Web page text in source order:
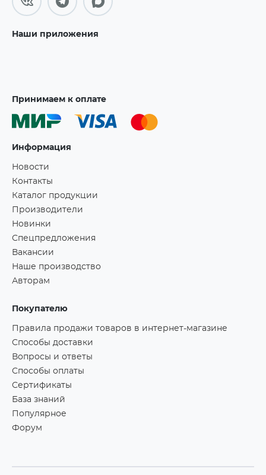
Наши приложения
Принимаем к оплате
Информация
Новости
Контакты
Каталог продукции
Производители
Новинки
Спецпредложения
Вакансии
Наше производство
Авторам
Покупателю
Правила продажи товаров в интернет-магазине
Способы доставки
Вопросы и ответы
Способы оплаты
Сертификаты
База знаний
Популярное
Форум